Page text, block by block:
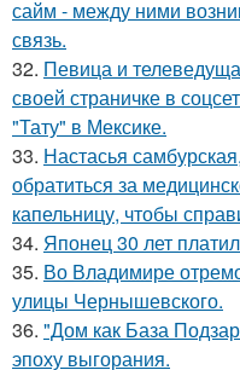
сайм - между ними
связь.
32. Певица и
своей страничке в
"Тату" в Мексике.
33. Настасья
обратиться за
капельницу, чтобы
34. Японец 30 лет
35. Во Владимире
улицы Чернышевского.
36. "Дом как База
эпоху выгорания.